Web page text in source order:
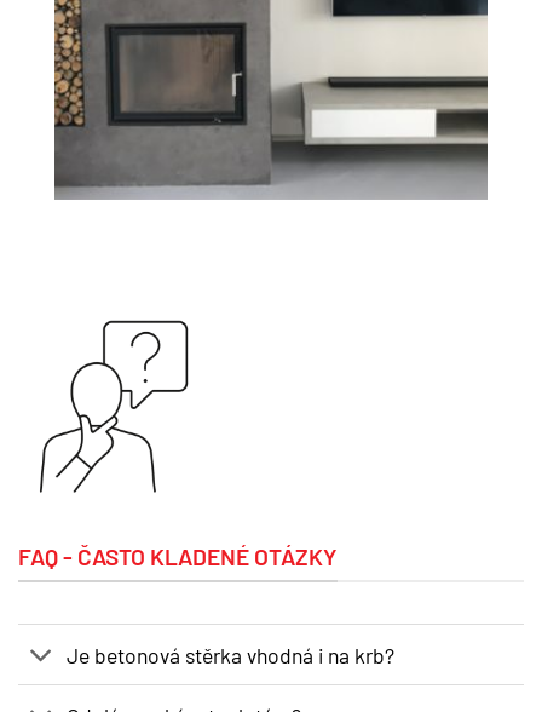
FAQ - ČASTO KLADENÉ OTÁZKY
Je betonová stěrka vhodná i na krb?